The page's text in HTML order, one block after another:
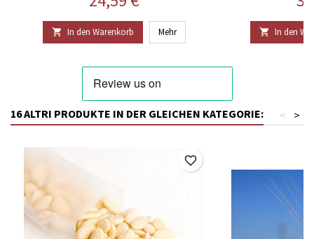
 In den Warenkorb Mehr  In den
16 ALTRI PRODUKTE IN DER GLEICHEN KATEGORIE: >
<
favorite_border